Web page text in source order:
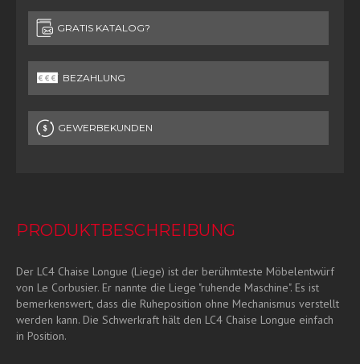
GRATIS KATALOG?
BEZAHLUNG
GEWERBEKUNDEN
PRODUKTBESCHREIBUNG
Der LC4 Chaise Longue (Liege) ist der berühmteste Möbelentwürf
von Le Corbusier. Er nannte die Liege "ruhende Maschine". Es ist
bemerkenswert, dass die Ruheposition ohne Mechanismus verstellt
werden kann. Die Schwerkraft hält den LC4 Chaise Longue einfach
in Position.